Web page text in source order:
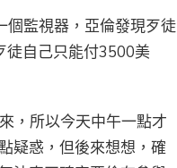
個監視器，亞倫發現歹徒
徒自己只能付3500美
，所以今天中午一點才
疑惑，但後來想想，確